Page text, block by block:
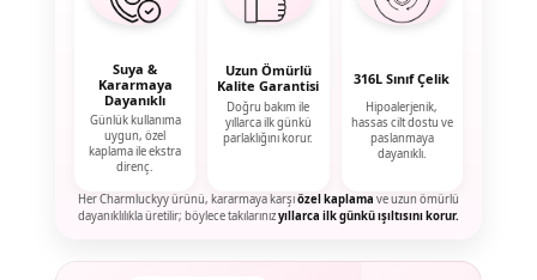
Suya &
Kararmaya
Dayanıklı
Günlük kullanıma
uygun, özel
kaplama ile ekstra
direnç.
Uzun Ömürlü
Kalite Garantisi
Doğru bakım ile
yıllarca ilk günkü
parlaklığını korur.
316L Sınıf Çelik
Hipoalerjenik,
hassas cilt dostu ve
paslanmaya
dayanıklı.
Her Charmluckyy ürünü, kararmaya karşıözel kaplama ve uzun ömürlü
dayanıklılıkla üretilir; böylece takılarınızyıllarca ilk günkü ışıltısını korur.